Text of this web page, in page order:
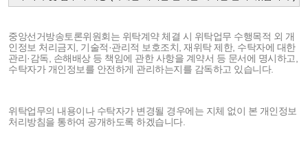
중앙선거방송토론위원회는 위탁계약 체결 시 위탁업무 수행목적 외 개
인정보 처리금지, 기술적·관리적 보호조치, 재위탁 제한, 수탁자에 대한
관리·감독, 손해배상 등 책임에 관한 사항을 계약서 등 문서에 명시하고,
수탁자가 개인정보를 안전하게 관리하는지를 감독하고 있습니다.
위탁업무의 내용이나 수탁자가 변경될 경우에는 지체 없이 본 개인정보
처리방침을 통하여 공개하도록 하겠습니다.